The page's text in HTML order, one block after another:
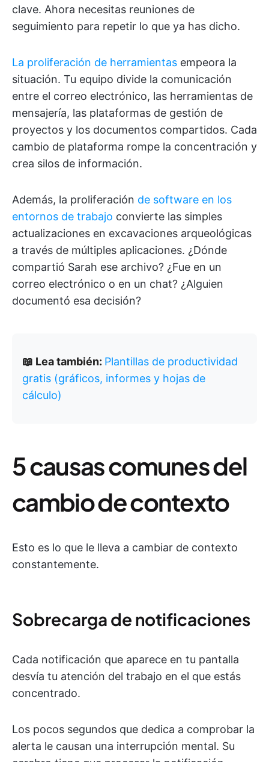
clave. Ahora necesitas reuniones de
seguimiento para repetir lo que ya has dicho.
La proliferación de herramientas empeora la
situación. Tu equipo divide la comunicación
entre el correo electrónico, las herramientas de
mensajería, las plataformas de gestión de
proyectos y los documentos compartidos. Cada
cambio de plataforma rompe la concentración y
crea silos de información.
Además, la proliferación de software en los
entornos de trabajo convierte las simples
actualizaciones en excavaciones arqueológicas
a través de múltiples aplicaciones. ¿Dónde
compartió Sarah ese archivo? ¿Fue en un
correo electrónico o en un chat? ¿Alguien
documentó esa decisión?
📖 Lea también: Plantillas de productividad
gratis (gráficos, informes y hojas de
cálculo)
5 causas comunes del
cambio de contexto
Esto es lo que le lleva a cambiar de contexto
constantemente.
Sobrecarga de notificaciones
Cada notificación que aparece en tu pantalla
desvía tu atención del trabajo en el que estás
concentrado.
Los pocos segundos que dedica a comprobar la
alerta le causan una interrupción mental. Su